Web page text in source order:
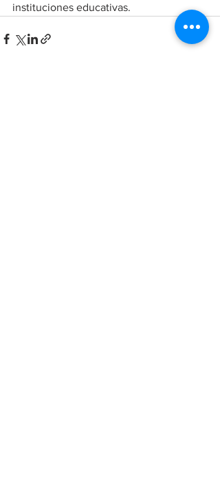
instituciones educativas.